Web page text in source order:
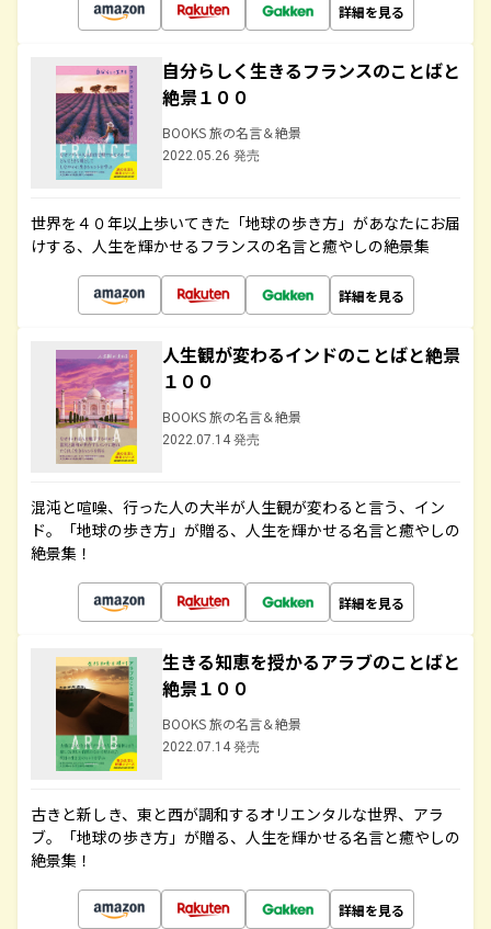
詳細を見る
自分らしく生きるフランスのことばと
絶景１００
BOOKS 旅の名言＆絶景
2022.05.26 発売
世界を４０年以上歩いてきた「地球の歩き方」があなたにお届
けする、人生を輝かせるフランスの名言と癒やしの絶景集
詳細を見る
人生観が変わるインドのことばと絶景
１００
BOOKS 旅の名言＆絶景
2022.07.14 発売
混沌と喧噪、行った人の大半が人生観が変わると言う、イン
ド。「地球の歩き方」が贈る、人生を輝かせる名言と癒やしの
絶景集！
詳細を見る
生きる知恵を授かるアラブのことばと
絶景１００
BOOKS 旅の名言＆絶景
2022.07.14 発売
古きと新しき、東と西が調和するオリエンタルな世界、アラ
ブ。「地球の歩き方」が贈る、人生を輝かせる名言と癒やしの
絶景集！
詳細を見る